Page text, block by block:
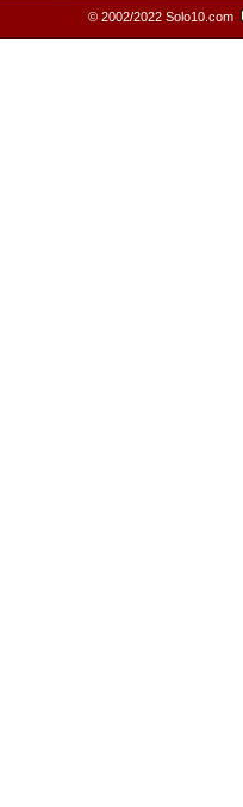
© 2002/2022 Solo10.com